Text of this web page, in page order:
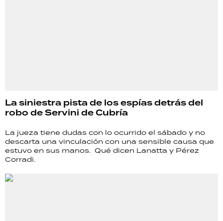
La siniestra pista de los espías detrás del
robo de Servini de Cubría
La jueza tiene dudas con lo ocurrido el sábado y no
descarta una vinculación con una sensible causa que
estuvo en sus manos. Qué dicen Lanatta y Pérez
Corradi.